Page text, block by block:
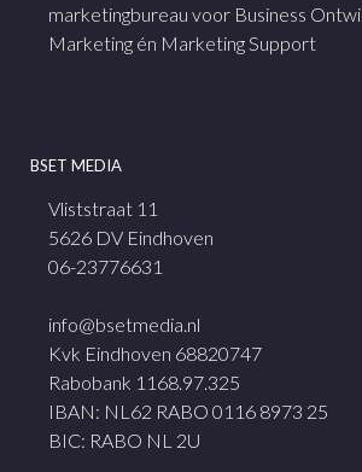
marketingbureau voor Business
Marketing én Marketing Support
BSET MEDIA
Vliststraat 11
5626 DV Eindhoven
06-23776631
info@bsetmedia.nl
Kvk Eindhoven 68820747
Rabobank 1168.97.325
IBAN: NL62 RABO 0116 8973 25
BIC: RABO NL 2U